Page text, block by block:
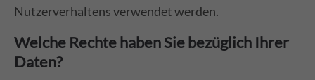
Nutzerverhaltens verwendet werden.
Welche Rechte haben Sie bezüglich Ihrer
Daten?